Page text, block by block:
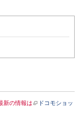
新の情報は
ドコモショッ